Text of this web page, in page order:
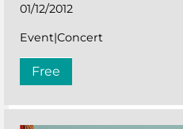
01/12/2012
Event|Concert
Free